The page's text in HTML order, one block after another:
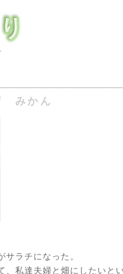
みかん
ラチになった。
私達夫婦と畑にしたいと